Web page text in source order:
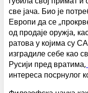
све јача. Био је
Европи да се
од продаје оружја,
ратова у којима су
изградиле себе као
Русији пред вратима,
интереса посрнулог